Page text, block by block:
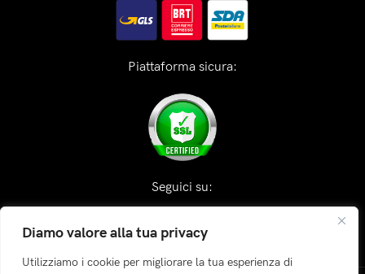
Diamo valore alla tua privacy
Utilizziamo i cookie per migliorare la tua esperienza di
Piattaforma sicura:
Seguici su: